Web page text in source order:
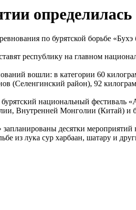
по бурятской борьбе
республику на главном
вошли: в категории 60
(Селенгинский район), 92
национальный фестиваль
Внутренней Монголии (Китай) и
десятки
из лука сур харбаан, шатару и